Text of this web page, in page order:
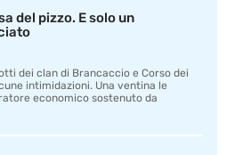
del pizzo. E solo un
dei clan di Brancaccio e Corso dei
intimidazioni. Una ventina le
economico sostenuto da